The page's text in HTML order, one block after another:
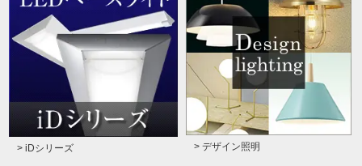
> iDシリーズ > デザイン照明